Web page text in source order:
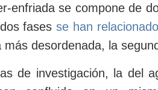
enfriada se compone de
fasesse han relacionado
más desordenada, la
de investigación, la del